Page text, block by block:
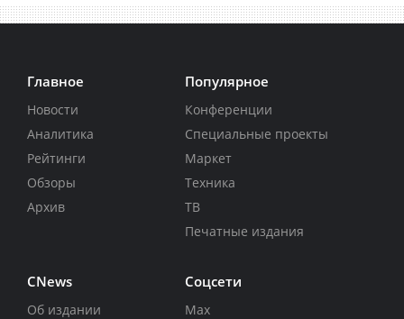
Главное
Новости
Аналитика
Рейтинги
Обзоры
Архив
Популярное
Конференции
Специальные проекты
Маркет
Техника
ТВ
Печатные издания
CNews
Об издании
Соцсети
Max